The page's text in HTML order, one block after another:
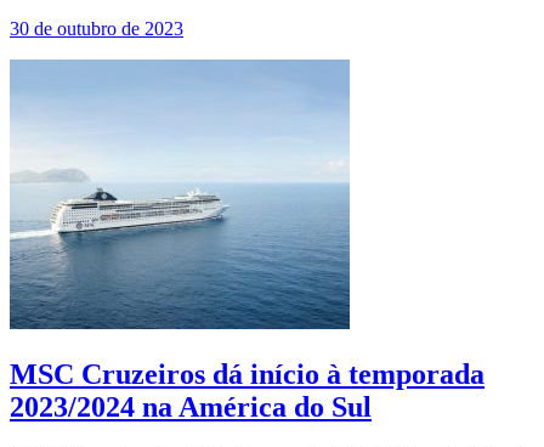
30 de outubro de 2023
MSC Cruzeiros dá início à temporada
2023/2024 na América do Sul